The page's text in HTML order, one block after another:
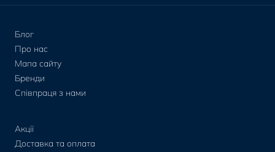
Блог
Про нас
Мапа сайту
Бренди
Співпраця з нами
Акції
Доставка та оплата